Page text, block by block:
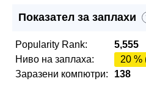
Показател за заплахи
Popularity Rank:
5,555
Ниво на заплаха:
20 %
Заразени компютри:
138